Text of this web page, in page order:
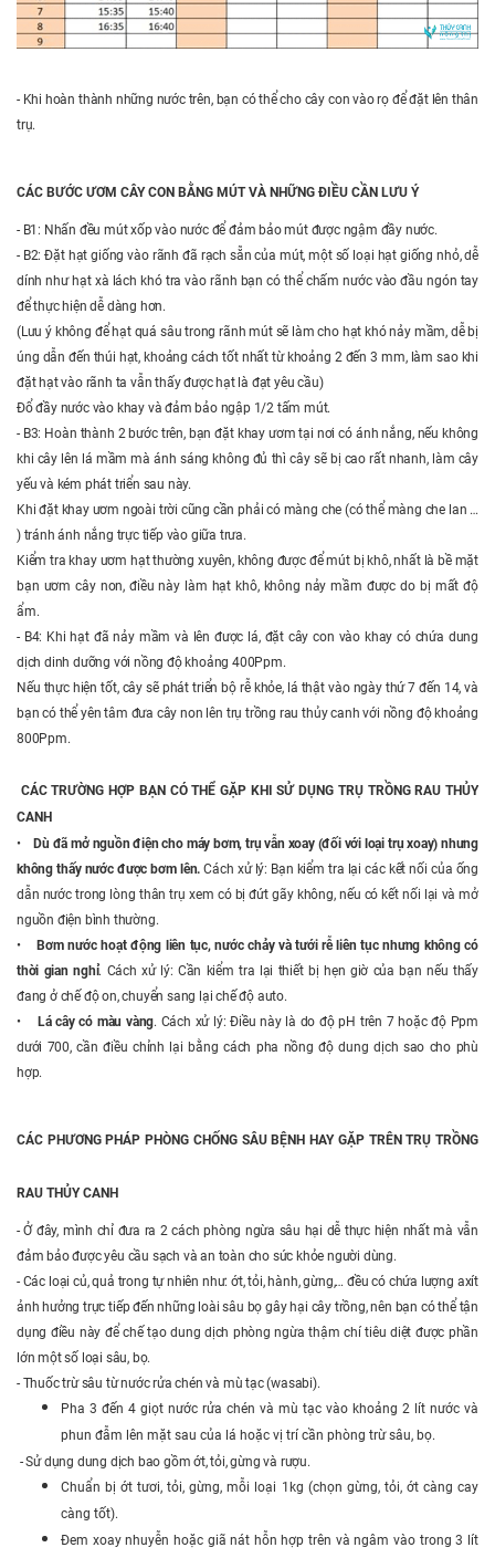
- Khi hoàn thành những nước trên, bạn có thể cho cây con vào rọ để đặt lên thân
trụ.
CÁC BƯỚC ƯƠM CÂY CON BẰNG MÚT VÀ NHỮNG ĐIỀU CẦN LƯU Ý
- B1: Nhấn đều mút xốp vào nước để đảm bảo mút được ngậm đầy nước.
- B2: Đặt hạt giống vào rãnh đã rạch sẵn của mút, một số loại hạt giống nhỏ, dễ
dính như hạt xà lách khó tra vào rãnh bạn có thể chấm nước vào đầu ngón tay
để thực hiện dễ dàng hơn.
(Lưu ý không để hạt quá sâu trong rãnh mút sẽ làm cho hạt khó nảy mầm, dễ bị
úng dẫn đến thúi hạt, khoảng cách tốt nhất từ khoảng 2 đến 3 mm, làm sao khi
đặt hạt vào rãnh ta vẫn thấy được hạt là đạt yêu cầu)
Đổ đầy nước vào khay và đảm bảo ngập 1/2 tấm mút.
- B3: Hoàn thành 2 bước trên, bạn đặt khay ươm tại nơi có ánh nắng, nếu không
khi cây lên lá mầm mà ánh sáng không đủ thì cây sẽ bị cao rất nhanh, làm cây
yếu và kém phát triển sau này.
Khi đặt khay ươm ngoài trời cũng cần phải có màng che (có thể màng che lan …
) tránh ánh nắng trực tiếp vào giữa trưa.
Kiểm tra khay ươm hạt thường xuyên, không được để mút bị khô, nhất là bề mặt
bạn ươm cây non, điều này làm hạt khô, không nảy mầm được do bị mất độ
ẩm.
- B4: Khi hạt đã nảy mầm và lên được lá, đặt cây con vào khay có chứa dung
dịch dinh dưỡng với nồng độ khoảng 400Ppm.
Nếu thực hiện tốt, cây sẽ phát triển bộ rễ khỏe, lá thật vào ngày thứ 7 đến 14, và
bạn có thể yên tâm đưa cây non lên trụ trồng rau thủy canh với nồng độ khoảng
800Ppm.
CÁC TRƯỜNG HỢP BẠN CÓ THỂ GẶP KHI SỬ DỤNG TRỤ TRỒNG RAU THỦY
CANH
•
Dù đã mở nguồn điện cho máy bơm, trụ vẫn xoay (đối với loại trụ xoay) nhưng
không thấy nước được bơm lên.Cách xử lý: Bạn kiểm tra lại các kết nối của ống
dẫn nước trong lòng thân trụ xem có bị đứt gãy không, nếu có kết nối lại và mở
nguồn điện bình thường.
•
Bơm nước hoạt động liên tục, nước chảy và tưới rễ liên tục nhưng không có
thời gian nghỉ. Cách xử lý: Cần kiểm tra lại thiết bị hẹn giờ của bạn nếu thấy
đang ở chế độ on, chuyển sang lại chế độ auto.
•
Lá cây có màu vàng. Cách xử lý: Điều này là do độ pH trên 7 hoặc độ Ppm
dưới 700, cần điều chỉnh lại bằng cách pha nồng độ dung dịch sao cho phù
hợp.
CÁC PHƯƠNG PHÁP PHÒNG CHỐNG SÂU BỆNH HAY GẶP TRÊN TRỤ TRỒNG
RAU THỦY CANH
- Ở đây, mình chỉ đưa ra 2 cách phòng ngừa sâu hại dễ thực hiện nhất mà vẫn
đảm bảo được yêu cầu sạch và an toàn cho sức khỏe người dùng.
- Các loại củ, quả trong tự nhiên như: ớt, tỏi, hành, gừng,… đều có chứa lượng axít
ảnh hưởng trực tiếp đến những loài sâu bọ gây hại cây trồng, nên bạn có thể tận
dụng điều này để chế tạo dung dịch phòng ngừa thậm chí tiêu diệt được phần
lớn một số loại sâu, bọ.
- Thuốc trừ sâu từ nước rửa chén và mù tạc (wasabi).
Pha 3 đến 4 giọt nước rửa chén và mù tạc vào khoảng 2 lít nước và
phun đẫm lên mặt sau của lá hoặc vị trí cần phòng trừ sâu, bọ.
- Sử dụng dung dịch bao gồm ớt, tỏi, gừng và rượu.
Chuẩn bị ớt tươi, tỏi, gừng, mỗi loại 1kg (chọn gừng, tỏi, ớt càng cay
càng tốt).
Đem xoay nhuyễn hoặc giã nát hỗn hợp trên và ngâm vào trong 3 lít